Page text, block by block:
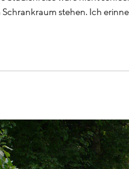
stehen. Ich